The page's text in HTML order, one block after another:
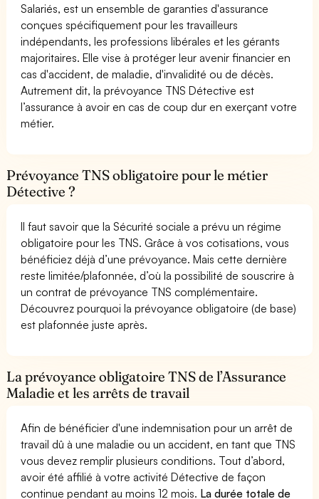
Salariés, est un ensemble de garanties d'assurance
conçues spécifiquement pour les travailleurs
indépendants, les professions libérales et les gérants
majoritaires. Elle vise à protéger leur avenir financier en
cas d'accident, de maladie, d'invalidité ou de décès.
Autrement dit, la prévoyance TNS Détective est
l’assurance à avoir en cas de coup dur en exerçant votre
métier.
Prévoyance TNS obligatoire pour le métier
Détective ?
Il faut savoir que la Sécurité sociale a prévu un régime
obligatoire pour les TNS. Grâce à vos cotisations, vous
bénéficiez déjà d’une prévoyance. Mais cette dernière
reste limitée/plafonnée, d’où la possibilité de souscrire à
un contrat de prévoyance TNS complémentaire.
Découvrez pourquoi la prévoyance obligatoire (de base)
est plafonnée juste après.
La prévoyance obligatoire TNS de l’Assurance
Maladie et les arrêts de travail
Afin de bénéficier d'une indemnisation pour un arrêt de
travail dû à une maladie ou un accident, en tant que TNS
vous devez remplir plusieurs conditions. Tout d’abord,
avoir été affilié à votre activité Détective de façon
continue pendant au moins 12 mois. La durée totale de